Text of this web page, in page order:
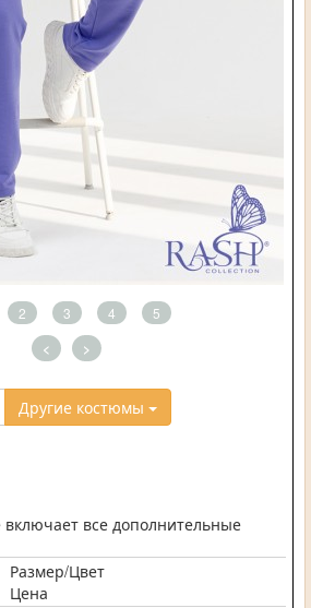
2 3 4 5
< >
Другие костюмы
все дополнительные
Размер/Цвет
Цена